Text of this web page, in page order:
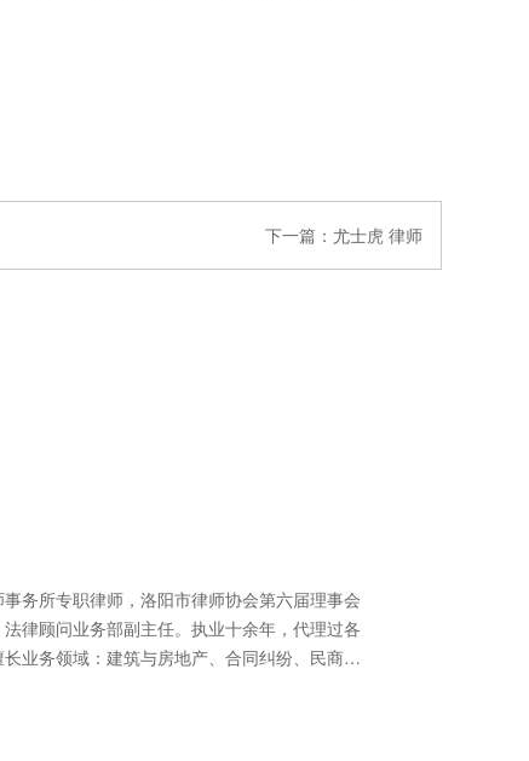
下一篇： 尤士虎 律师
所专职律师，洛阳市律师协会第六届理事会
律顾问业务部副主任。执业十余年，代理过各
务领域：建筑与房地产、合同纠纷、民商事